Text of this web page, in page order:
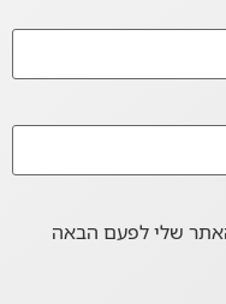
שלי לפעם הבאה